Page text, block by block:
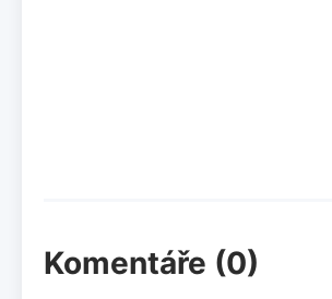
Komentáře (0)